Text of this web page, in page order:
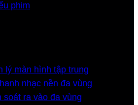
phim
lý màn hình tập trung
nhạc nền đa vùng
soát ra vào đa vùng